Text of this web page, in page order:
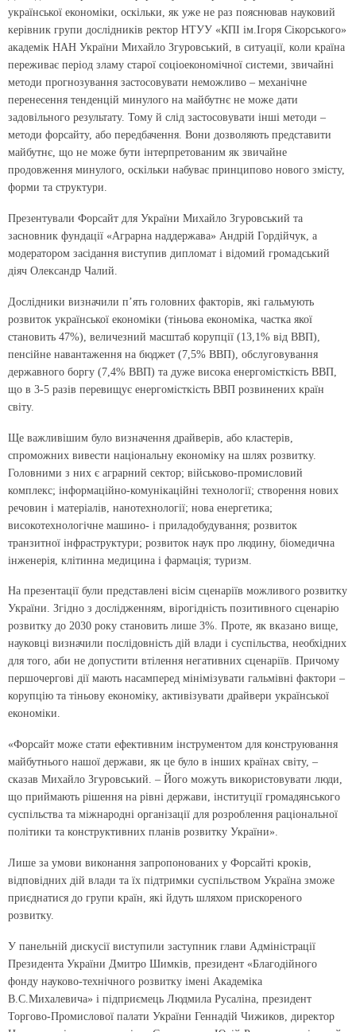
української економіки, оскільки, як уже не раз пояснював науковий
керівник групи дослідників ректор НТУУ «КПІ ім.Ігоря Сікорського»
академік НАН України Михайло Згуровський, в ситуації, коли країна
переживає період зламу старої соціоекономічної системи, звичайні
методи прогнозування застосовувати неможливо – механічне
перенесення тенденцій минулого на майбутнє не може дати
задовільного результату. Тому й слід застосовувати інші методи –
методи форсайту, або передбачення. Вони дозволяють представити
майбутнє, що не може бути інтерпретованим як звичайне
продовження минулого, оскільки набуває принципово нового змісту,
форми та структури.
Презентували Форсайт для України Михайло Згуровський та
засновник фундації «Аграрна наддержава» Андрій Гордійчук, а
модератором засідання виступив дипломат і відомий громадський
діяч Олександр Чалий.
Дослідники визначили п’ять головних факторів, які гальмують
розвиток української економіки (тіньова економіка, частка якої
становить 47%), величезний масштаб корупції (13,1% від ВВП),
пенсійне навантаження на бюджет (7,5% ВВП), обслуговування
державного боргу (7,4% ВВП) та дуже висока енергомісткість ВВП,
що в 3-5 разів перевищує енергомісткість ВВП розвинених країн
світу.
Ще важливішим було визначення драйверів, або кластерів,
спроможних вивести національну економіку на шлях розвитку.
Головними з них є аграрний сектор; військово-промисловий
комплекс; інформаційно-комунікаційні технології; створення нових
речовин і матеріалів, нанотехнології; нова енергетика;
високотехнологічне машино- і приладобудування; розвиток
транзитної інфраструктури; розвиток наук про людину, біомедична
інженерія, клітинна медицина і фармація; туризм.
На презентації були представлені вісім сценаріїв можливого розвитку
України. Згідно з дослідженням, вірогідність позитивного сценарію
розвитку до 2030 року становить лише 3%. Проте, як вказано вище,
науковці визначили послідовність дій влади і суспільства, необхідних
для того, аби не допустити втілення негативних сценаріїв. Причому
першочергові дії мають насамперед мінімізувати гальмівні фактори –
корупцію та тіньову економіку, активізувати драйвери української
економіки.
«Форсайт може стати ефективним інструментом для конструювання
майбутнього нашої держави, як це було в інших країнах світу, –
сказав Михайло Згуровський. – Його можуть використовувати люди,
що приймають рішення на рівні держави, інституції громадянського
суспільства та міжнародні організації для розроблення раціональної
політики та конструктивних планів розвитку України».
Лише за умови виконання запропонованих у Форсайті кроків,
відповідних дій влади та їх підтримки суспільством Україна зможе
приєднатися до групи країн, які йдуть шляхом прискореного
розвитку.
У панельній дискусії виступили заступник глави Адміністрації
Президента України Дмитро Шимків, президент «Благодійного
фонду науково-технічного розвитку імені Академіка
В.С.Михалевича» і підприємець Людмила Русаліна, президент
Торгово-Промислової палати України Геннадій Чижиков, директор